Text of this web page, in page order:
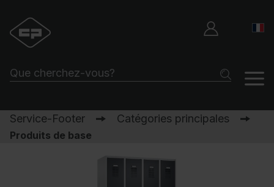
Service-Footer Catégories principales
Produits de base